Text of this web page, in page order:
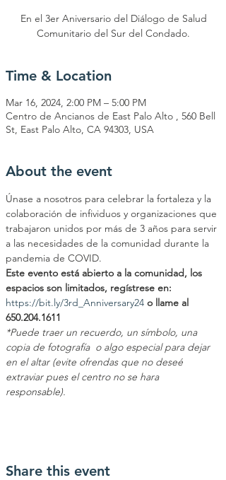
En el 3er Aniversario del Diálogo de Salud
Comunitario del Sur del Condado.
Time & Location
Mar 16, 2024, 2:00 PM – 5:00 PM
Centro de Ancianos de East Palo Alto , 560 Bell
St, East Palo Alto, CA 94303, USA
About the event
Únase a nosotros para celebrar la fortaleza y la
colaboración de infividuos y organizaciones que
trabajaron unidos por más de 3 años para servir
a las necesidades de la comunidad durante la
pandemia de COVID.
Este evento está abierto a la comunidad, los
espacios son limitados, regístrese en:
https://bit.ly/3rd_Anniversary24 o llame al
650.204.1611
*Puede traer un recuerdo, un símbolo, una
copia de fotografía  o algo especial para dejar
en el altar (evite ofrendas que no deseé
extraviar pues el centro no se hara
responsable).
Share this event